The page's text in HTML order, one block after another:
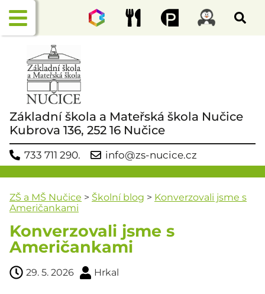
Základní škola a Mateřská škola Nučice
Kubrova 136, 252 16 Nučice
733 711 290. info@zs-nucice.cz
ZŠ a MŠ Nučice > Školní blog > Konverzovali jsme s
Američankami
Konverzovali jsme s
Američankami
29. 5. 2026 Hrkal